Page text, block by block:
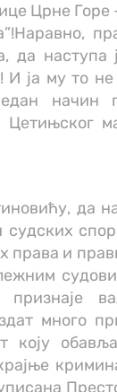
Црне Горе
да наступа
ја му то
начин
да
права и
много